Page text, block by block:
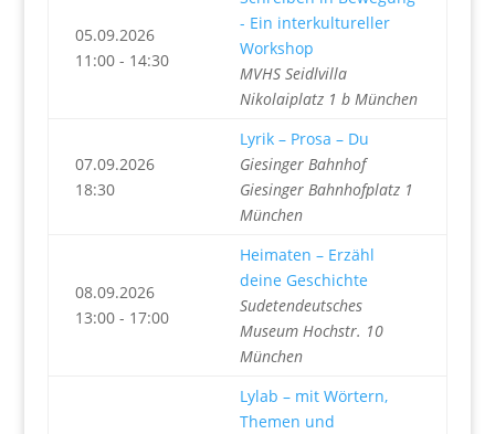
05.09.2026
11:00 - 14:30
- Ein interkultureller
Workshop
MVHS Seidlvilla
Nikolaiplatz 1 b München
07.09.2026
18:30
Lyrik – Prosa – Du
Giesinger Bahnhof
Giesinger Bahnhofplatz 1
München
08.09.2026
13:00 - 17:00
Heimaten – Erzähl
deine Geschichte
Sudetendeutsches
Museum Hochstr. 10
München
Lylab – mit Wörtern,
Themen und